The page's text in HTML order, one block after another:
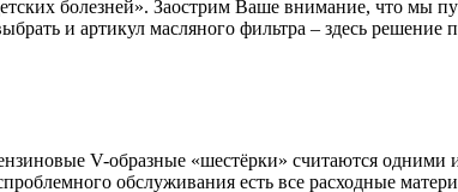
болезней». Заострим Ваше внимание, что мы
и артикул масляного фильтра – здесь решение
V-образные «шестёрки» считаются
обслуживания есть все расходные